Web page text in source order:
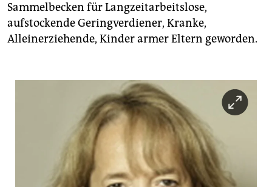
Sammelbecken für Langzeitarbeitslose,
aufstockende Geringverdiener, Kranke,
Alleinerziehende, Kinder armer Eltern geworden.